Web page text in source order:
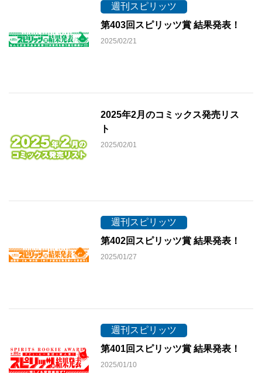
週刊スピリッツ
第403回スピリッツ賞 結果発表！
2025/02/21
2025年2月のコミックス発売リス
ト
2025/02/01
週刊スピリッツ
第402回スピリッツ賞 結果発表！
2025/01/27
週刊スピリッツ
第401回スピリッツ賞 結果発表！
2025/01/10